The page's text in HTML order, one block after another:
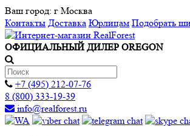
Ваш город: г Москва
Контакты Доставка Юрлицам Подобрать
ОФИЦИАЛЬНЫЙ ДИЛЕР OREGON
+7 (495) 212-07-76
8 (800) 333-19-39
info@realforest.ru